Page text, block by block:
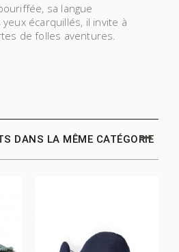
sa langue
écarquillés, il invite à
de folles aventures.
DANS LA MÊME CATÉGORIE